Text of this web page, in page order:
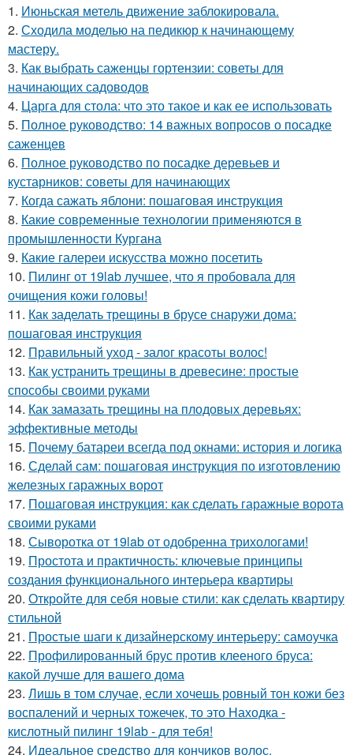
1. Июньская метель движение заблокировала.
2. Сходила моделью на педикюр к начинающему
мастеру.
3. Как выбрать саженцы гортензии: советы для
начинающих садоводов
4. Царга для стола: что это такое и как ее использовать
5. Полное руководство: 14 важных вопросов о посадке
саженцев
6. Полное руководство по посадке деревьев и
кустарников: советы для начинающих
7. Когда сажать яблони: пошаговая инструкция
8. Какие современные технологии применяются в
промышленности Кургана
9. Какие галереи искусства можно посетить
10. Пилинг от 19lab лучшее, что я пробовала для
очищения кожи головы!
11. Как заделать трещины в брусе снаружи дома:
пошаговая инструкция
12. Правильный уход - залог красоты волос!
13. Как устранить трещины в древесине: простые
способы своими руками
14. Как замазать трещины на плодовых деревьях:
эффективные методы
15. Почему батареи всегда под окнами: история и логика
16. Сделай сам: пошаговая инструкция по изготовлению
железных гаражных ворот
17. Пошаговая инструкция: как сделать гаражные ворота
своими руками
18. Сыворотка от 19lab от одобренна трихологами!
19. Простота и практичность: ключевые принципы
создания функционального интерьера квартиры
20. Откройте для себя новые стили: как сделать квартиру
стильной
21. Простые шаги к дизайнерскому интерьеру: самоучка
22. Профилированный брус против клееного бруса:
какой лучше для вашего дома
23. Лишь в том случае, если хочешь ровный тон кожи без
воспалений и черных тожечек, то это Находка -
кислотный пилинг 19lab - для тебя!
24. Идеальное средство для кончиков волос.